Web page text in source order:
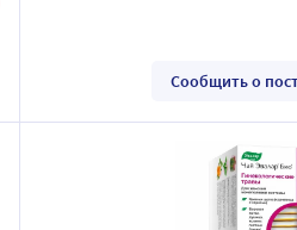
Сообщить о